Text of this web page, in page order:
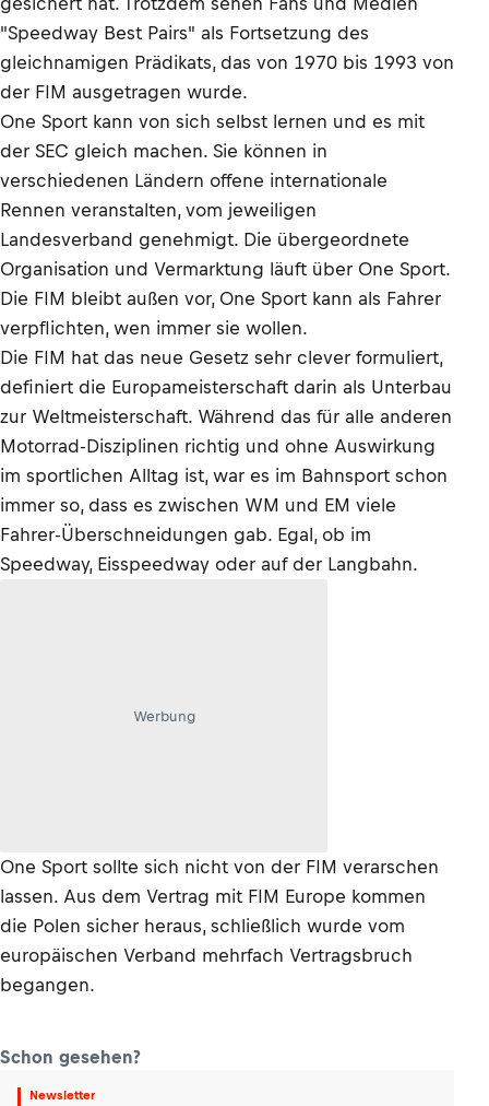
"Speedway Best Pairs" als Fortsetzung des
gleichnamigen Prädikats, das von 1970 bis 1993 von
der FIM ausgetragen wurde.
One Sport kann von sich selbst lernen und es mit
der SEC gleich machen. Sie können in
verschiedenen Ländern offene internationale
Rennen veranstalten, vom jeweiligen
Landesverband genehmigt. Die übergeordnete
Organisation und Vermarktung läuft über One Sport.
Die FIM bleibt außen vor, One Sport kann als Fahrer
verpflichten, wen immer sie wollen.
Die FIM hat das neue Gesetz sehr clever formuliert,
definiert die Europameisterschaft darin als Unterbau
zur Weltmeisterschaft. Während das für alle anderen
Motorrad-Disziplinen richtig und ohne Auswirkung
im sportlichen Alltag ist, war es im Bahnsport schon
immer so, dass es zwischen WM und EM viele
Fahrer-Überschneidungen gab. Egal, ob im
Speedway, Eisspeedway oder auf der Langbahn.
Werbung
One Sport sollte sich nicht von der FIM verarschen
lassen. Aus dem Vertrag mit FIM Europe kommen
die Polen sicher heraus, schließlich wurde vom
europäischen Verband mehrfach Vertragsbruch
begangen.
Schon gesehen?
Newsletter